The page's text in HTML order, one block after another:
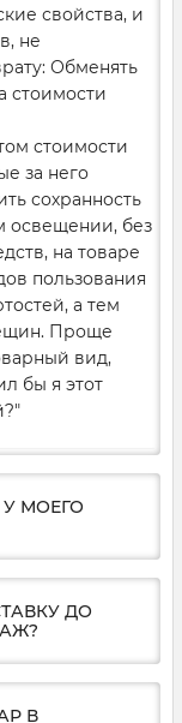
свойства, и
не
Обменять
стоимости
стоимости
за него
сохранность
освещении, без
на товаре
пользования
а тем
Проще
вид,
бы я этот
МОЕГО
ДО
В